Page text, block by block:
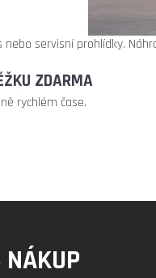
servisní prohlídky.
ZDARMA
rychlém čase.